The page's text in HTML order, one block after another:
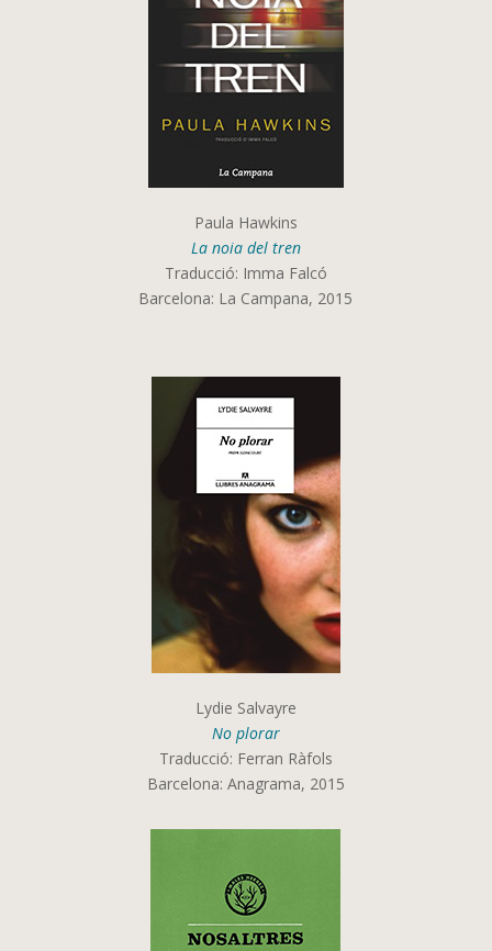
Paula Hawkins
La noia del tren
Traducció: Imma Falcó
Barcelona: La Campana, 2015
Lydie Salvayre
No plorar
Traducció: Ferran Ràfols
Barcelona: Anagrama, 2015